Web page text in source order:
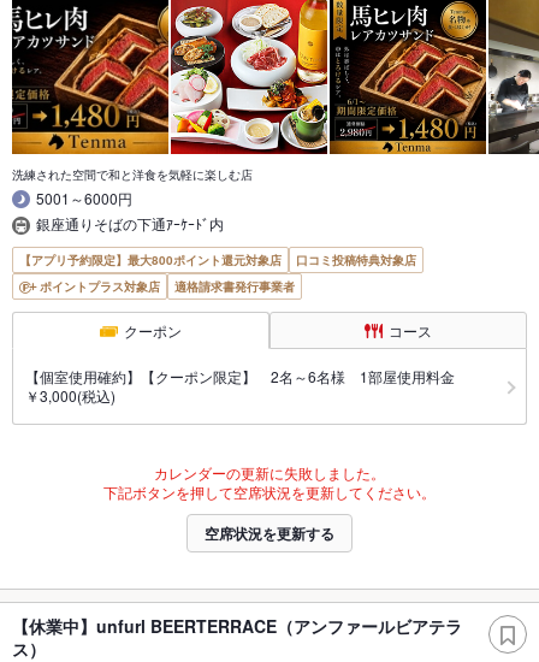
洗練された空間で和と洋食を気軽に楽しむ店
5001～6000円
銀座通りそばの下通ｱｰｹｰﾄﾞ内
【アプリ予約限定】最大800ポイント還元対象店
口コミ投稿特典対象店
ポイントプラス対象店
適格請求書発行事業者
クーポン コース
【個室使用確約】【クーポン限定】 2名～6名様 1部屋使用料金
￥3,000(税込)
カレンダーの更新に失敗しました。
下記ボタンを押して空席状況を更新してください。
空席状況を更新する
【休業中】unfurl BEERTERRACE（アンファールビアテラ
ス）